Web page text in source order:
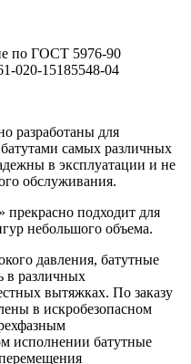
по ГОСТ 5976-90
020-15185548-04
разработаны для
самых различных
в эксплуатации и не
обслуживания.
подходит для
небольшого объема.
давления, батутные
в различных
вытяжках. По заказу
в искробезопасном
исполнении батутные